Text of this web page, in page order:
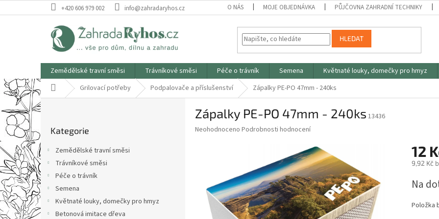
na
+420 606 979 002 info@zahradaryhos.cz O NÁS MOJE OBJEDNÁVKA PŮJČOVNA ZAHRADNÍ TECHNIKY
HLEDAT
Zemědělské travní směsi Trávníkové směsi Péče o trávník Semena Květnaté louky, domečky pro hmyz
Domů Grilovací potřeby Podpalovače a příslušenství Zápalky PE-PO 47mm - 240ks
P
o
r
a
n
n
í
p
a
kategorie
Kategorie
Zemědělské travní směsi
Trávníkové směsi
Péče o trávník
Semena
Květnaté louky, domečky pro hmyz
Betonová imitace dřeva
Zápalky PE-PO 47mm - 240ks 13436
Průměrné
hvězdiček.
Neohodnoceno Podrobnosti hodnocení
12
9,92 Kč
cena:
Na
Položka